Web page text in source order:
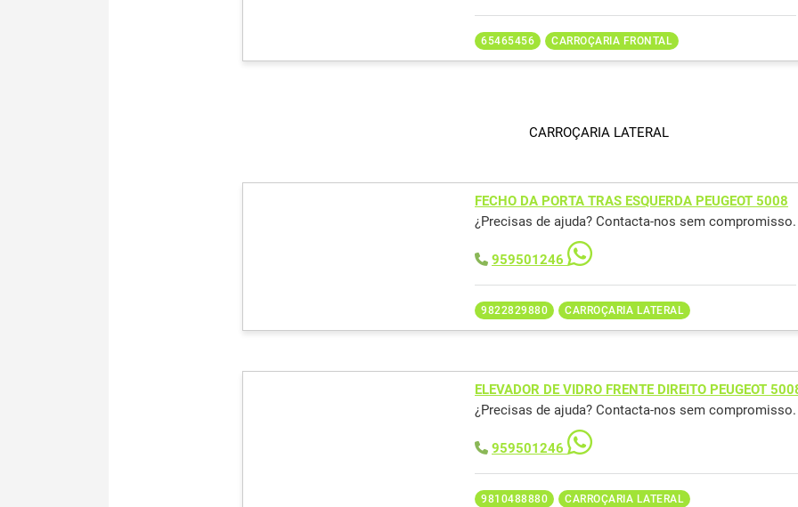
65465456 CARROÇARIA FRONTAL
CARROÇARIA LATERAL
FECHO DA PORTA TRAS ESQUERDA PEUGEOT 5008
¿Precisas de ajuda? Contacta-nos sem compromisso.
959501246
9822829880 CARROÇARIA LATERAL
ELEVADOR DE VIDRO FRENTE DIREITO PEUGEOT
¿Precisas de ajuda? Contacta-nos sem compromisso.
959501246
9810488880 CARROÇARIA LATERAL